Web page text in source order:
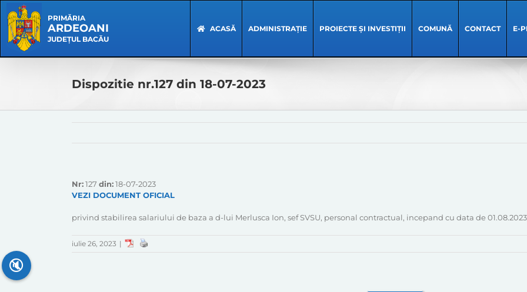
content
Navigation
PRIMĂRIA
ARDEOANI
JUDEȚUL BACĂU
ACASĂ ADMINISTRAȚIE PROIECTE ȘI INVESTIȚII COMUNĂ CONTACT E-
Dispozitie nr.127 din 18-07-2023
Nr:127 din:18-07-2023
VEZI DOCUMENT OFICIAL
privind stabilirea salariului de baza a d-lui Merlusca Ion, sef SVSU, personal contractual, incepand cu data de 01.08.2023
iulie 26, 2023 |
🔇